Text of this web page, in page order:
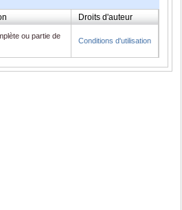
Droits d'auteur
ou partie de
Conditions d'utilisation